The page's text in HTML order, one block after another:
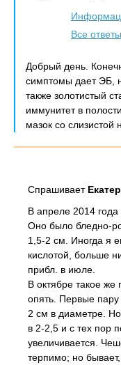
Все
Добрый день.
симптомы дает ЭБ,
также золотистый
иммунитет в
мазок со
Спрашивает
В апреле 2014
Оно было бледно-
1,5-2 см. Иногда я
кислотой, больше
прибл. в июле.
В октябре такое
опять. Первые
2 см в диаметре.
в 2-2,5 и с тех пор
увеличивается.
терпимо; но